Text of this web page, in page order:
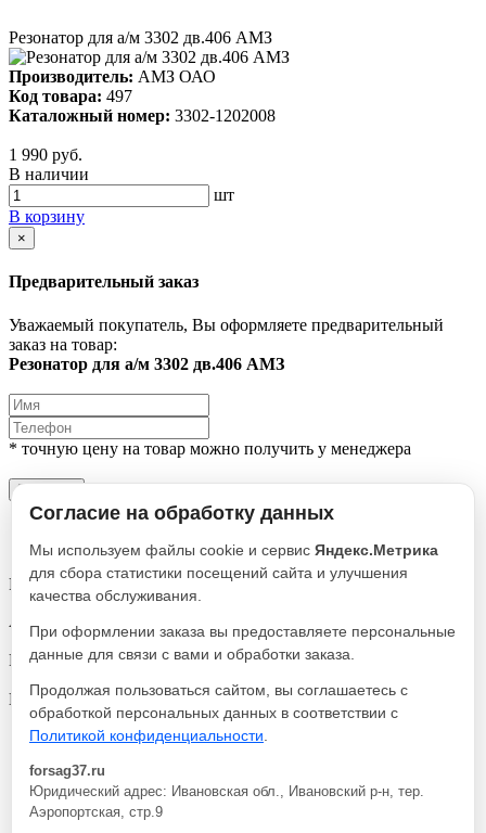
Резонатор для а/м 3302 дв.406 АМЗ
Производитель: АМЗ ОАО
Код товара: 497
Каталожный номер: 3302-1202008
1 990 руб.
В наличии
шт
В корзину
×
Предварительный заказ
Уважаемый покупатель, Вы оформляете предварительный
заказ на товар:
Резонатор для а/м 3302 дв.406 АМЗ
* точную цену на товар можно получить у менеджера
Заказать
Характеристики
Резонатор для а/м 3302 дв.406 АМЗ
Артикул
3302-1202008
Реквизиты
Производитель
АМЗ ОАО
Описание
Характеристики
Согласие на обработку данных
Мы используем файлы cookie и сервис Яндекс.Метрика
для сбора статистики посещений сайта и улучшения
качества обслуживания.
При оформлении заказа вы предоставляете персональные
данные для связи с вами и обработки заказа.
Продолжая пользоваться сайтом, вы соглашаетесь с
обработкой персональных данных в соответствии с
Политикой конфиденциальности
forsag37.ru
Юридический адрес: Ивановская обл., Ивановский р-н, тер.
Аэропортская, стр.9